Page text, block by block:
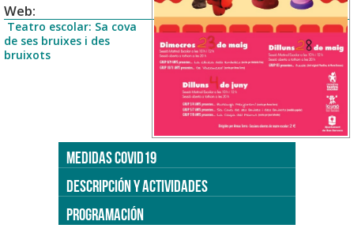
Web:
Teatro escolar: Sa cova
de ses bruixes i des
bruixots
MEDIDAS COVID19
DESCRIPCIÓN Y ACTIVIDADES
PROGRAMACIÓN